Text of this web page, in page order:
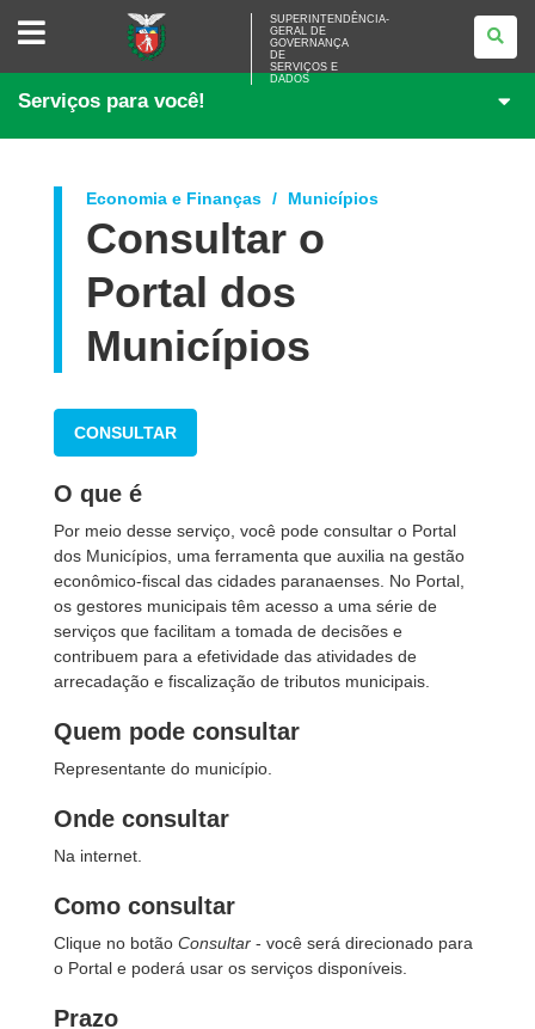
SUPERINTENDÊNCIA-
<BR>GOVERNANÇA
SERVIÇOS
DADOS
SUPERINTENDÊNCIA-
GERAL DE
GOVERNANÇA
DE
SERVIÇOS E
DADOS
Serviços para você!
Economia e Finanças Municípios
Consultar o
Portal dos
Municípios
CONSULTAR
O que é
Por meio desse serviço, você pode consultar o Portal
dos Municípios, uma ferramenta que auxilia na gestão
econômico-fiscal das cidades paranaenses. No Portal,
os gestores municipais têm acesso a uma série de
serviços que facilitam a tomada de decisões e
contribuem para a efetividade das atividades de
arrecadação e fiscalização de tributos municipais.
Quem pode consultar
Representante do município.
Onde consultar
Na internet.
Como consultar
Clique no botão Consultar - você será direcionado para
o Portal e poderá usar os serviços disponíveis.
Prazo